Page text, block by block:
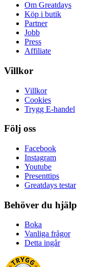
Om Greatdays
Köp i butik
Partner
Jobb
Press
Affiliate
Villkor
Villkor
Cookies
Trygg E-handel
Följ oss
Facebook
Instagram
Youtube
Presenttips
Greatdays testar
Behöver du hjälp
Boka
Vanliga frågor
Detta ingår